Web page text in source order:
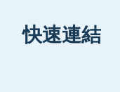
快速連結